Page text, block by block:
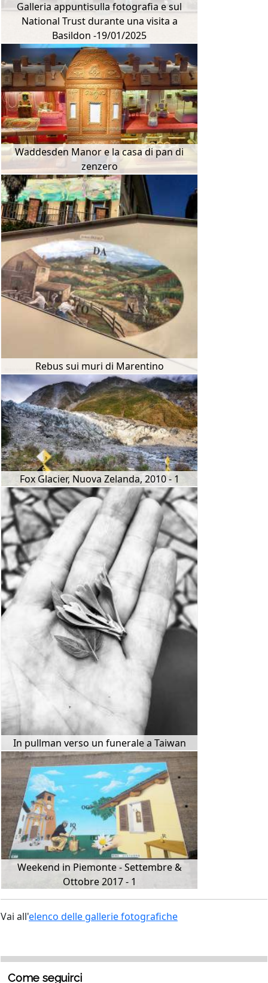
Galleria appuntisulla fotografia e sul
National Trust durante una visita a
Basildon -19/01/2025
Waddesden Manor e la casa di pan di
zenzero
Rebus sui muri di Marentino
Fox Glacier, Nuova Zelanda, 2010 - 1
In pullman verso un funerale a Taiwan
Weekend in Piemonte - Settembre &
Ottobre 2017 - 1
Vai all'elenco delle gallerie fotografiche
Come seguirci